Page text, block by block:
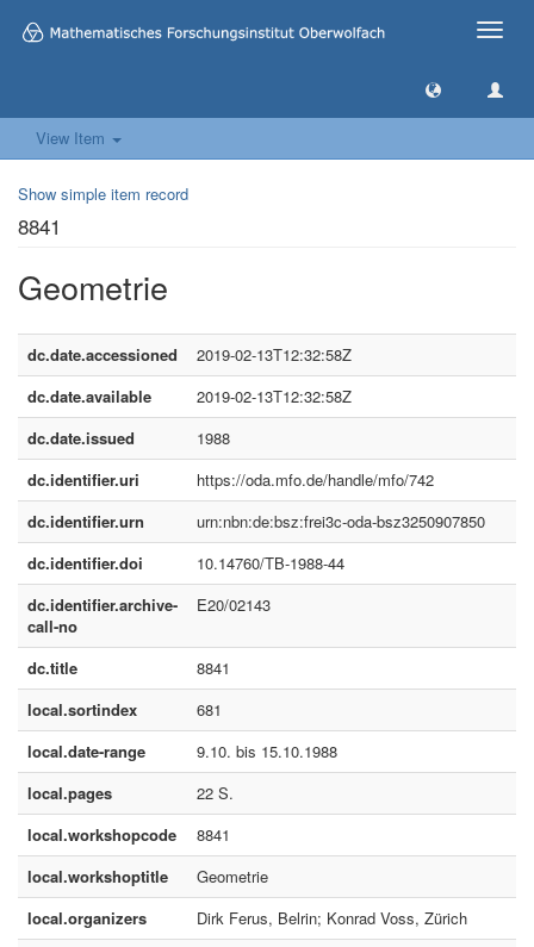
Toggle
View Item
Show simple item record
8841
Geometrie
dc.date.accessioned
2019-02-13T12:32:58Z
dc.date.available
2019-02-13T12:32:58Z
dc.date.issued
1988
dc.identifier.uri
https://oda.mfo.de/handle/mfo/742
dc.identifier.urn
urn:nbn:de:bsz:frei3c-oda-bsz3250907850
dc.identifier.doi
10.14760/TB-1988-44
dc.identifier.archive-
call-no
E20/02143
dc.title
8841
local.sortindex
681
local.date-range
9.10. bis 15.10.1988
local.pages
22 S.
local.workshopcode
8841
local.workshoptitle
Geometrie
local.organizers
Dirk Ferus, Belrin; Konrad Voss, Zürich